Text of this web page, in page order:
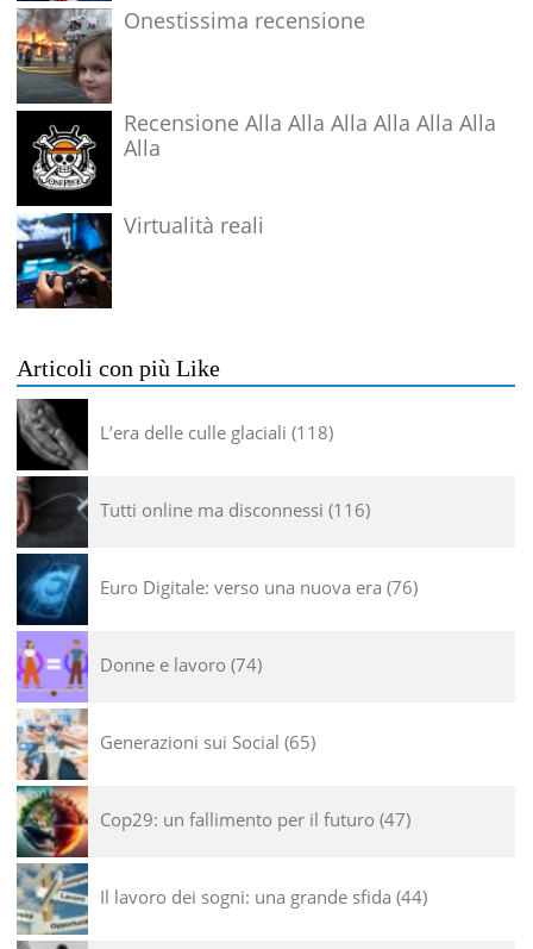
Onestissima recensione
Recensione Alla Alla Alla Alla Alla Alla
Alla
Virtualità reali
Articoli con più Like
L’era delle culle glaciali 118
Tutti online ma disconnessi 116
Euro Digitale: verso una nuova era 76
Donne e lavoro 74
Generazioni sui Social 65
Cop29: un fallimento per il futuro 47
Il lavoro dei sogni: una grande sfida 44